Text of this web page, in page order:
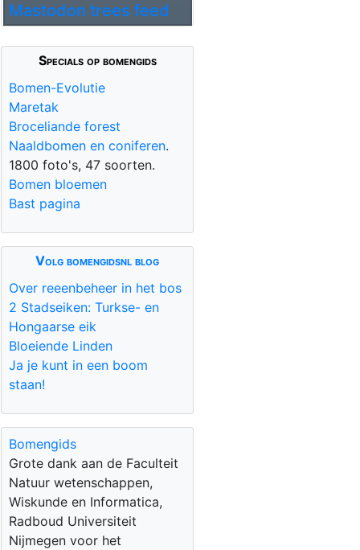
Mastodon trees feed
Specials op bomengids
Bomen-Evolutie
Maretak
Broceliande forest
Naaldbomen en coniferen.
1800 foto's, 47 soorten.
Bomen bloemen
Bast pagina
Volg bomengidsnl blog
Over reeenbeheer in het bos
2 Stadseiken: Turkse- en
Hongaarse eik
Bloeiende Linden
Ja je kunt in een boom
staan!
Bomengids
Grote dank aan de Faculteit
Natuur wetenschappen,
Wiskunde en Informatica,
Radboud Universiteit
Nijmegen voor het